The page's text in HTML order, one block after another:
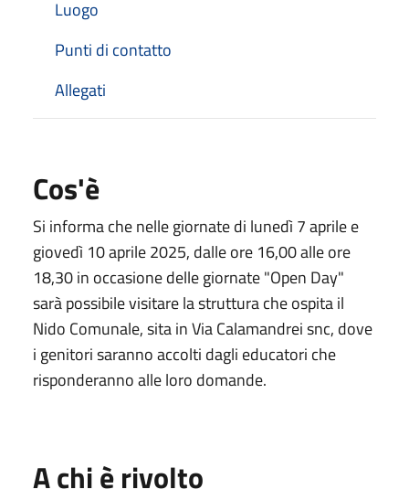
Luogo
Punti di contatto
Allegati
Cos'è
Si informa che nelle giornate di lunedì 7 aprile e
giovedì 10 aprile 2025, dalle ore 16,00 alle ore
18,30 in occasione delle giornate "Open Day"
sarà possibile visitare la struttura che ospita il
Nido Comunale, sita in Via Calamandrei snc, dove
i genitori saranno accolti dagli educatori che
risponderanno alle loro domande.
A chi è rivolto